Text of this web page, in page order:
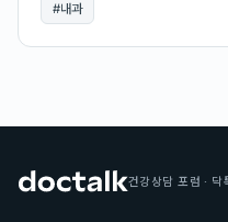
#내과
건강상담 포럼 · 닥